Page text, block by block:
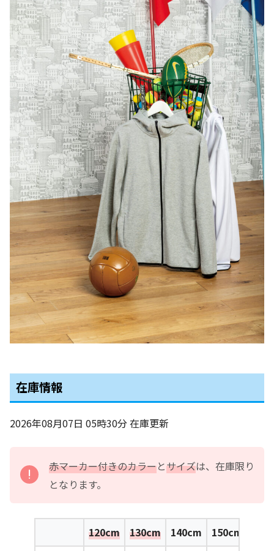
在庫情報
2026年08月07日 05時30分在庫更新
赤マーカー付きのカラーとサイズは、在庫限り
となります。
120cm 130cm 140cm
150cm